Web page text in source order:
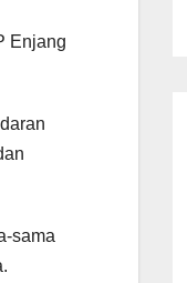
Enjang
sama